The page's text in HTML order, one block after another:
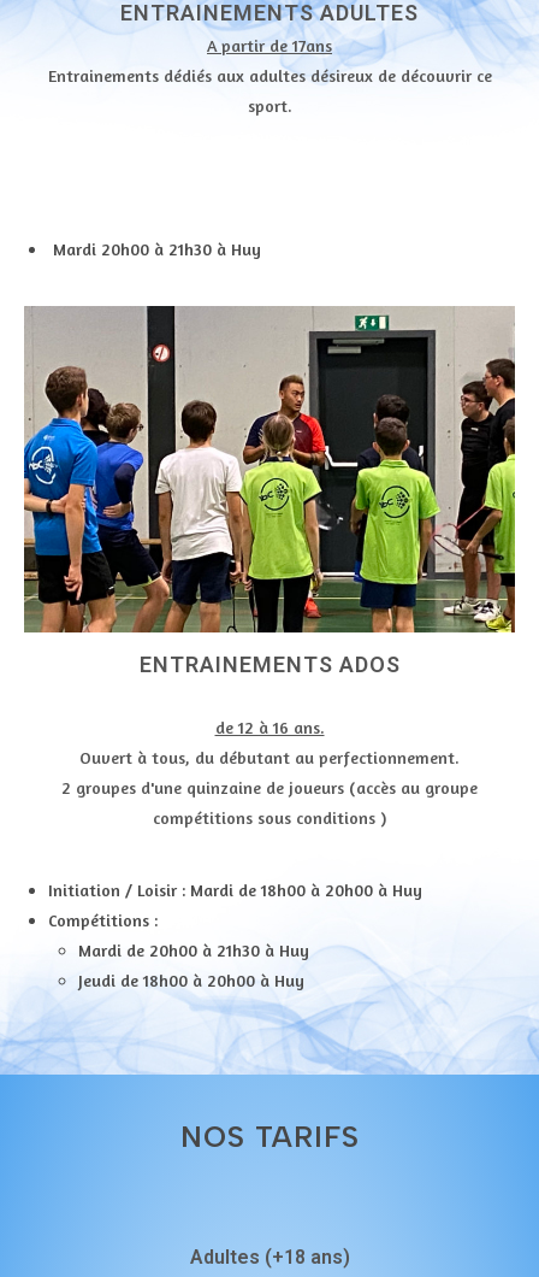
ENTRAINEMENTS ADULTES
A partir de 17ans
Entrainements dédiés aux adultes désireux de découvrir ce
sport.
Mardi 20h00 à 21h30 à Huy
ENTRAINEMENTS ADOS
de 12 à 16 ans.
Ouvert à tous, du débutant au perfectionnement.
2 groupes d'une quinzaine de joueurs (accès au groupe
compétitions sous conditions )
Initiation / Loisir : Mardi de 18h00 à 20h00 à Huy
Compétitions :
Mardi de 20h00 à 21h30 à Huy
Jeudi de 18h00 à 20h00 à Huy
NOS TARIFS
Adultes (+18 ans)